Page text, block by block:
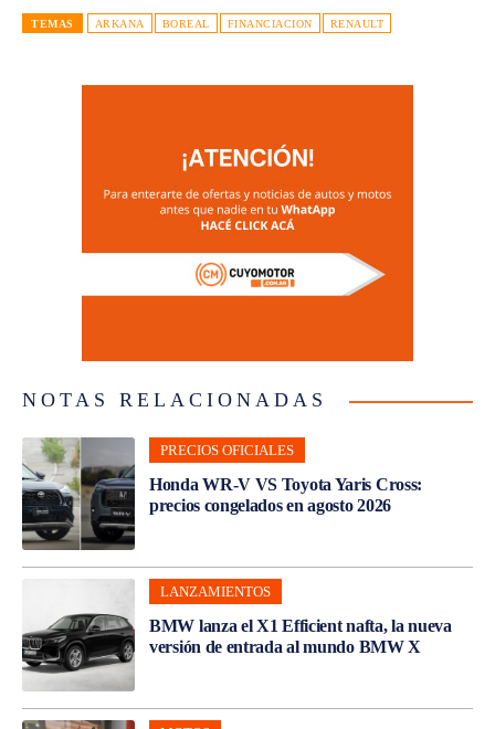
TEMAS ARKANA BOREAL FINANCIACION RENAULT
NOTAS RELACIONADAS
PRECIOS OFICIALES
Honda WR-V VS Toyota Yaris Cross:
precios congelados en agosto 2026
LANZAMIENTOS
BMW lanza el X1 Efficient nafta, la nueva
versión de entrada al mundo BMW X